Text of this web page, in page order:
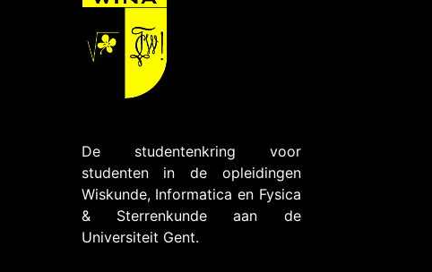
De studentenkring voor
studenten in de opleidingen
Wiskunde, Informatica en Fysica
& Sterrenkunde aan de
Universiteit Gent.